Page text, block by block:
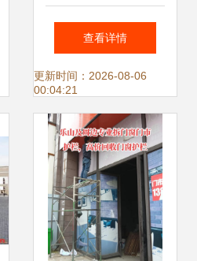
窗口
查看详情
更新时间：2026-08-06
00:04:21